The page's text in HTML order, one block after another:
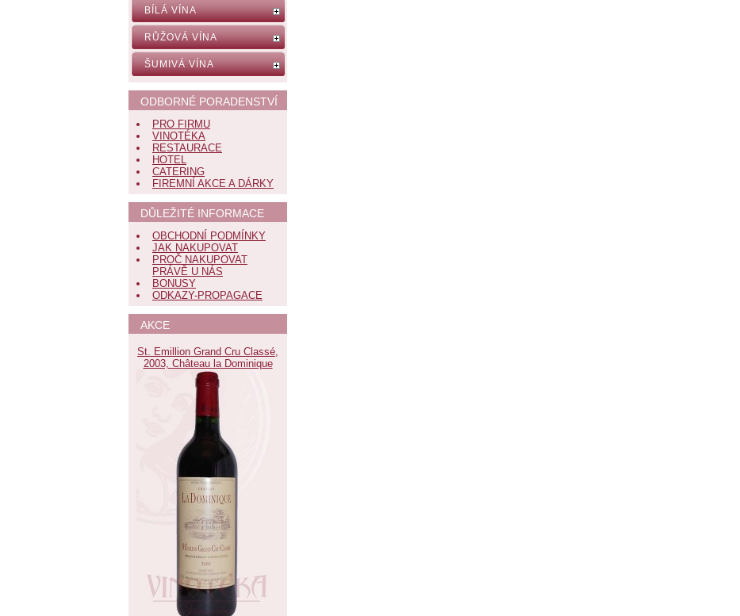
BÍLÁ VÍNA
RŮŽOVÁ VÍNA
ŠUMIVÁ VÍNA
ODBORNÉ PORADENSTVÍ
PRO FIRMU
VINOTÉKA
RESTAURACE
HOTEL
CATERING
FIREMNÍ AKCE A DÁRKY
DŮLEŽITÉ INFORMACE
OBCHODNÍ PODMÍNKY
JAK NAKUPOVAT
PROČ NAKUPOVAT
PRÁVĚ U NÁS
BONUSY
ODKAZY-PROPAGACE
AKCE
St. Emillion Grand Cru Classé,
2003, Château la Dominique